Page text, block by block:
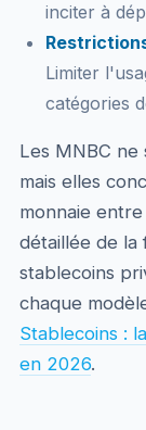
inciter à
Limiter
catégories
Les MNBC ne
mais elles
monnaie
détaillée de la
stablecoins
chaque
Stablecoins :
en 2026.